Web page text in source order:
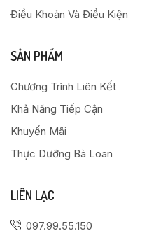
Điều Khoản Và Điều Kiện
SẢN PHẨM
Chương Trình Liên Kết
Khả Năng Tiếp Cận
Khuyến Mãi
Thực Dưỡng Bà Loan
LIÊN LẠC
097.99.55.150